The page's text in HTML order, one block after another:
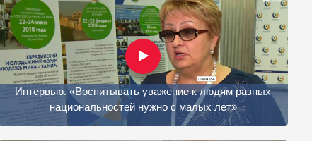
Интервью. «Воспитывать уважение к людям разных
национальностей нужно с малых лет»